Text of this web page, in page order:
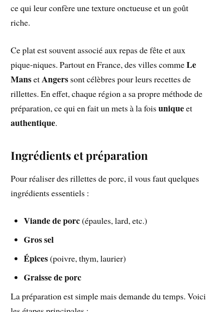
ce qui leur confère une texture onctueuse et un goût
riche.
Ce plat est souvent associé aux repas de fête et aux
pique-niques. Partout en France, des villes commeLe
MansetAngers sont célèbres pour leurs recettes de
rillettes. En effet, chaque région a sa propre méthode de
préparation, ce qui en fait un mets à la foisuniqueet
authentique.
Ingrédients et préparation
Pour réaliser des rillettes de porc, il vous faut quelques
ingrédients essentiels :
Viande de porc(épaules, lard, etc.)
Gros sel
Épices(poivre, thym, laurier)
Graisse de porc
La préparation est simple mais demande du temps. Voici